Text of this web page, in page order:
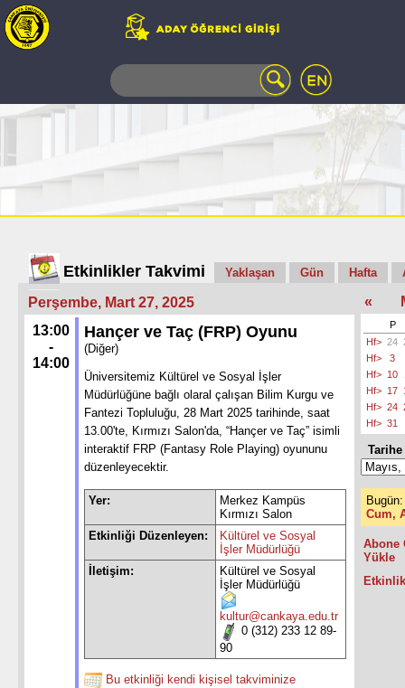
TELEFON
AÇILAN
UZAKTAN
EĞİTİM
KAMPÜSTE
YAŞAM
KÜTÜPHANE
PORTALI
Etkinlikler Takvimi Yaklaşan Gün Hafta
Perşembe, Mart 27, 2025
13:00
-
14:00
Hançer ve Taç (FRP) Oyunu
(Diğer)
Üniversitemiz Kültürel ve Sosyal İşler
Müdürlüğüne bağlı olaral çalışan Bilim Kurgu ve
Fantezi Topluluğu, 28 Mart 2025 tarihinde, saat
13.00'te, Kırmızı Salon'da, “Hançer ve Taç” isimli
interaktif FRP (Fantasy Role Playing) oyununu
düzenleyecektir.
Yer:
Merkez Kampüs
Kırmızı Salon
Etkinliği Düzenleyen:
Kültürel ve Sosyal
İşler Müdürlüğü
İletişim:
Kültürel ve Sosyal
İşler Müdürlüğü
kultur@cankaya.edu.tr
0 (312) 233 12 89-
90
Bu etkinliği kendi kişisel takviminize
«
P
Hf> 24
Hf>
3
Hf> 10
Hf> 17
Hf> 24
Hf> 31
Bugün:
Cum,
Abone
Yükle